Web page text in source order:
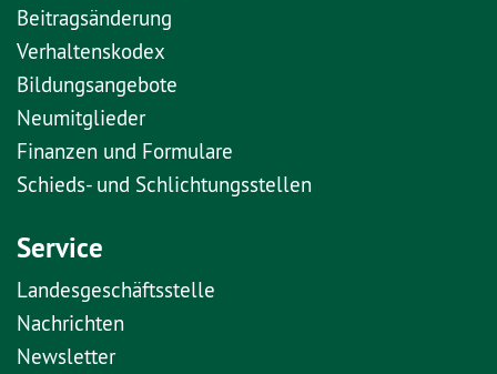
Beitragsänderung
Verhaltenskodex
Bildungsangebote
Neumitglieder
Finanzen und Formulare
Schieds- und Schlichtungsstellen
Service
Landesgeschäftsstelle
Nachrichten
Newsletter